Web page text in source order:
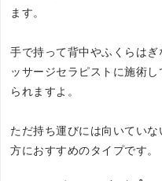
ます。
手で持って背中やふくらは
ッサージセラピストに施術
られますよ。
ただ持ち運びには向いてい
方におすすめのタイプです。